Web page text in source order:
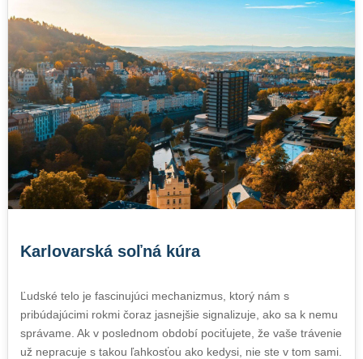
Karlovarská soľná kúra
Ľudské telo je fascinujúci mechanizmus, ktorý nám s
pribúdajúcimi rokmi čoraz jasnejšie signalizuje, ako sa k nemu
správame. Ak v poslednom období pociťujete, že vaše trávenie
už nepracuje s takou ľahkosťou ako kedysi, nie ste v tom sami.